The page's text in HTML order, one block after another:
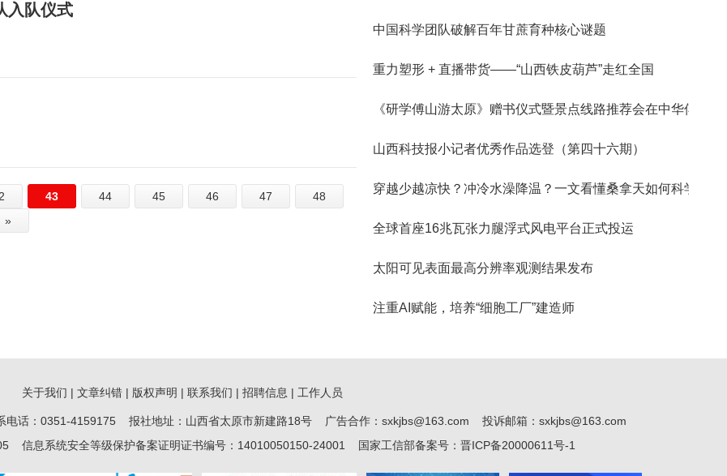
入队仪式
43 44 45 46 47
48
»
中国科学团队破解百年甘蔗育种核心谜题
重力塑形 + 直播带货——“山西铁皮葫芦”走红全国
《研学傅山游太原》赠书仪式暨景点线路推荐会在中华傅
山西科技报小记者优秀作品选登（第四十六期）
穿越少越凉快？冲冷水澡降温？一文看懂桑拿天如何科学
全球首座16兆瓦张力腿浮式风电平台正式投运
太阳可见表面最高分辨率观测结果发布
注重AI赋能，培养“细胞工厂”建造师
关于我们 | 文章纠错 | 版权声明 | 联系我们 | 招聘信息 | 工作人员
话：0351-4159175 报社地址：山西省太原市新建路18号 广告合作：sxkjbs@163.com 投诉邮箱：sxkjbs@163.com
信息系统安全等级保护备案证明证书编号：14010050150-24001 国家工信部备案号： 晋ICP备20000611号-1